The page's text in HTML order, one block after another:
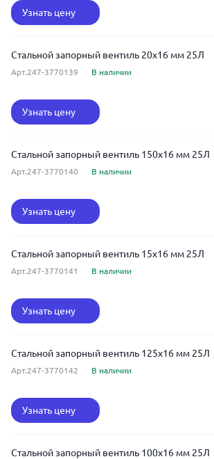
Узнать цену
Стальной запорный вентиль 20x16 мм 25Л
Арт.247-3770139 В наличии
Узнать цену
Стальной запорный вентиль 150x16 мм 25Л
Арт.247-3770140 В наличии
Узнать цену
Стальной запорный вентиль 15x16 мм 25Л
Арт.247-3770141 В наличии
Узнать цену
Стальной запорный вентиль 125x16 мм 25Л
Арт.247-3770142 В наличии
Узнать цену
Стальной запорный вентиль 100x16 мм 25Л